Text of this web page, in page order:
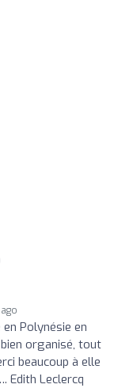
Polynésie en
organisé, tout
beaucoup à elle
Edith Leclercq